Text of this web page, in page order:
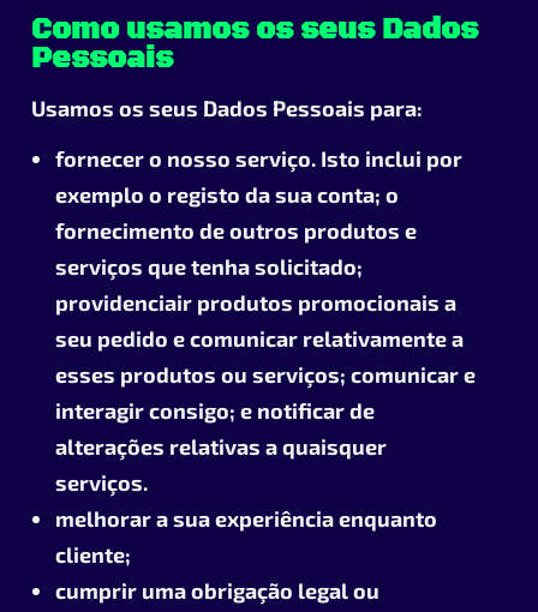
Como usamos os seus Dados
Pessoais
Usamos os seus Dados Pessoais para:
fornecer o nosso serviço. Isto inclui por
exemplo o registo da sua conta; o
fornecimento de outros produtos e
serviços que tenha solicitado;
providenciair produtos promocionais a
seu pedido e comunicar relativamente a
esses produtos ou serviços; comunicar e
interagir consigo; e notificar de
alterações relativas a quaisquer
serviços.
melhorar a sua experiência enquanto
cliente;
cumprir uma obrigação legal ou